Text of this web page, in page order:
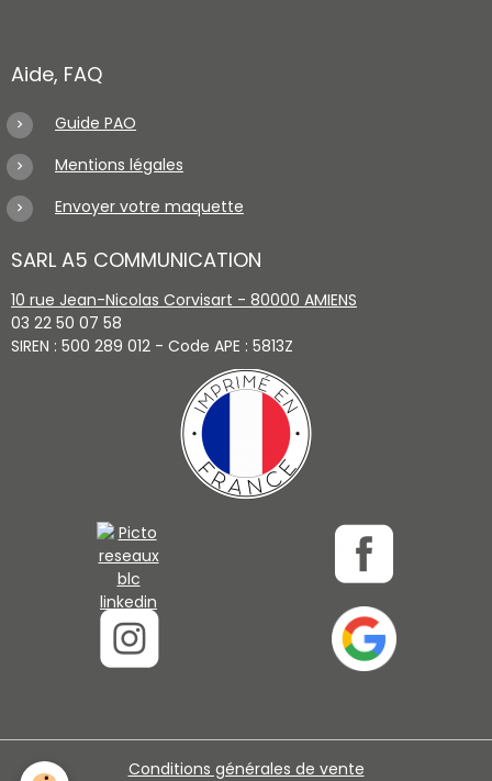
Aide, FAQ
Guide PAO
Mentions légales
Envoyer votre maquette
SARL A5 COMMUNICATION
10 rue Jean-Nicolas Corvisart - 80000 AMIENS
03 22 50 07 58
SIREN : 500 289 012 - Code APE : 5813Z
Conditions générales de vente